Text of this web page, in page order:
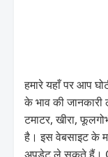
हमारे यहाँ पर आप
के भाव की जानकारी
टमाटर, खीरा,
है। इस वेबसाइट के